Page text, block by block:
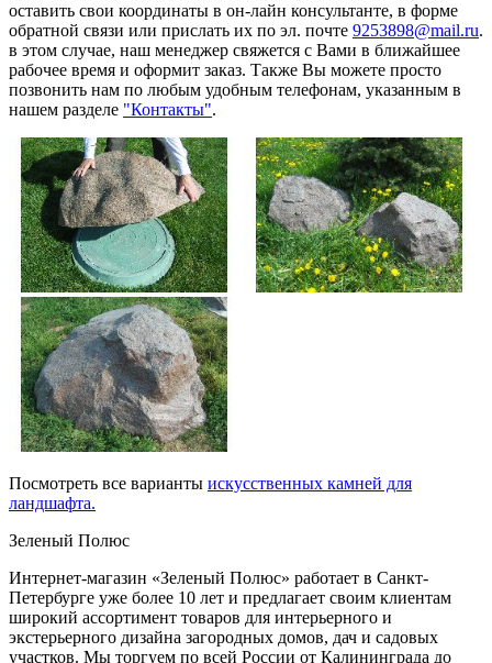
оставить свои координаты в он-лайн консультанте, в форме
обратной связи или прислать их по эл. почте 9253898@mail.ru.
в этом случае, наш менеджер свяжется с Вами в ближайшее
рабочее время и оформит заказ. Также Вы можете просто
позвонить нам по любым удобным телефонам, указанным в
нашем разделе "Контакты".
Посмотреть все варианты искусственных камней для
ландшафта.
Зеленый Полюс
Интернет-магазин «Зеленый Полюс» работает в Санкт-
Петербурге уже более 10 лет и предлагает своим клиентам
широкий ассортимент товаров для интерьерного и
экстерьерного дизайна загородных домов, дач и садовых
участков. Мы торгуем по всей России от Калининграда до